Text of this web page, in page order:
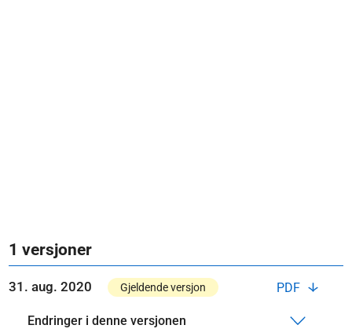
1 versjoner
PDF
31. aug. 2020 Gjeldende versjon
Endringer i denne versjonen